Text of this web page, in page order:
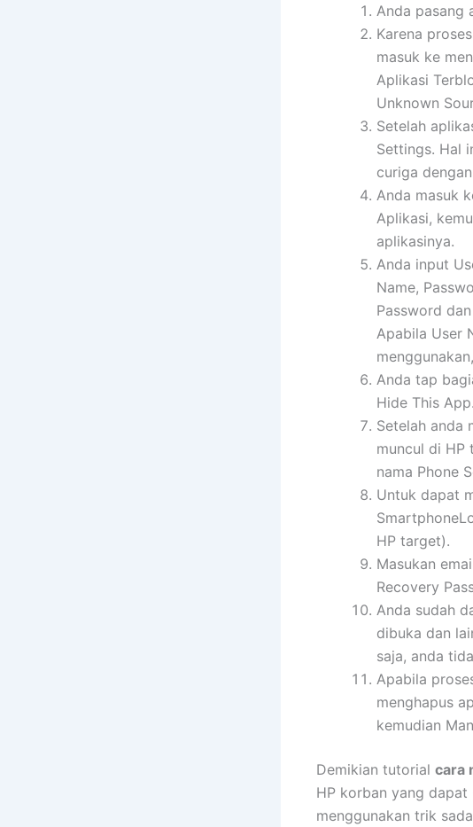
Anda pasang
Karena
masuk ke
Aplikasi
Unknown
Setelah
Settings. Hal
curiga
Anda masuk
Aplikasi,
aplikasinya.
Anda input
Name,
Password
Apabila User
Anda tap
Hide This App.
Setelah anda
muncul di HP
nama Phone
Untuk dapat
HP target).
Masukan
Recovery
Anda sudah
dibuka dan
saja, anda
Apabila
menghapus
kemudian
Demikian tutorial cara
HP korban yang dapat
menggunakan trik